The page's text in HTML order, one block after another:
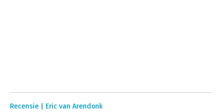
Recensie | Eric van Arendonk